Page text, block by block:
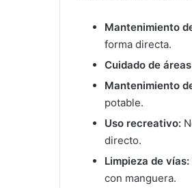
Mantenimiento
forma directa.
Cuidado de
Mantenimiento
potable.
Uso recreativo:
directo.
Limpieza de vías:
con manguera.